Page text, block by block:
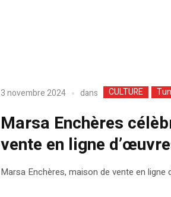
3 novembre 2024 dans CULTURE
Marsa Enchères
vente en ligne
Marsa Enchères, maison de vente en